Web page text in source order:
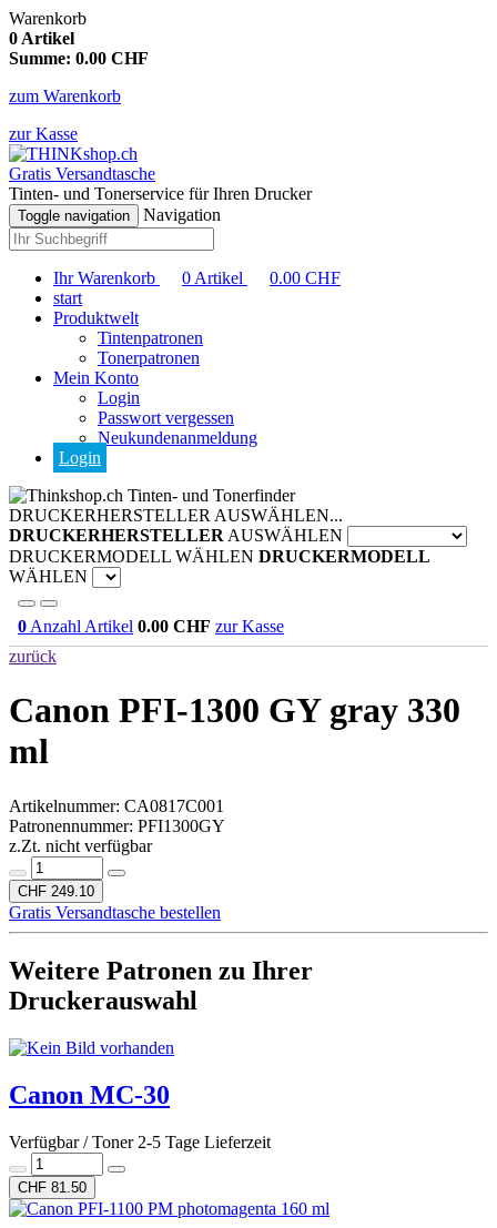
Warenkorb
0 Artikel
Summe: 0.00 CHF
zum Warenkorb
zur Kasse
Gratis Versandtasche
Tinten- und Tonerservice für Ihren Drucker
Toggle navigation Navigation
Ihr Warenkorb 0 Artikel 0.00 CHF
start
Produktwelt
Tintenpatronen
Tonerpatronen
Mein Konto
Login
Passwort vergessen
Neukundenanmeldung
Login
Tinten- und Tonerfinder
DRUCKERHERSTELLER AUSWÄHLEN...
DRUCKERHERSTELLER AUSWÄHLEN
DRUCKERMODELL WÄHLEN DRUCKERMODELL
WÄHLEN
0 Anzahl Artikel 0.00 CHF zur Kasse
zurück
Canon PFI-1300 GY gray 330
ml
Artikelnummer: CA0817C001
Patronennummer: PFI1300GY
z.Zt. nicht verfügbar
CHF 249.10
Gratis Versandtasche bestellen
Weitere Patronen zu Ihrer
Druckerauswahl
Canon MC-30
Verfügbar / Toner 2-5 Tage Lieferzeit
CHF 81.50